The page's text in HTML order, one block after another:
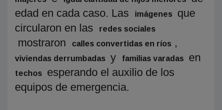
edad en cada caso. Las
imágenes
que
circularon en las
redes sociales
mostraron calles convertidas en ríos ,
viviendas derrumbadas y familias varadas en
techos
esperando el auxilio de los
equipos de emergencia.